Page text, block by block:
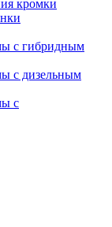
кромки
с гибридным
с дизельным
с